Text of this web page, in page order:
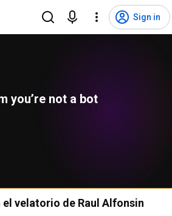
Sign in
you’re not a bot
velatorio de Raul Alfonsin